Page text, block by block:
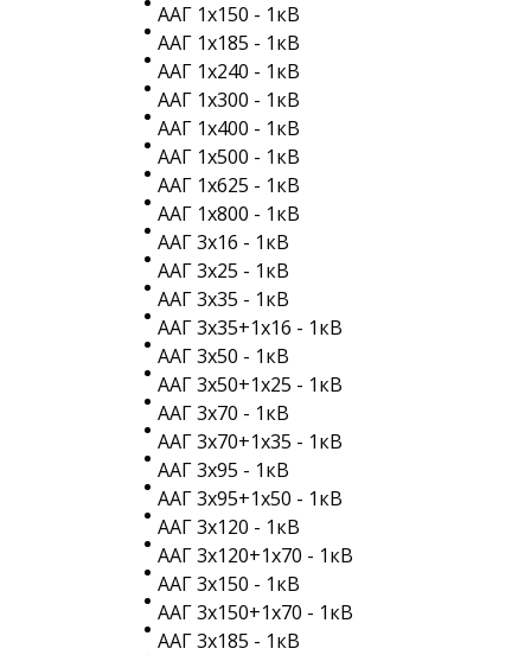
ААГ 1х150 - 1кВ
ААГ 1х185 - 1кВ
ААГ 1х240 - 1кВ
ААГ 1х300 - 1кВ
ААГ 1х400 - 1кВ
ААГ 1х500 - 1кВ
ААГ 1х625 - 1кВ
ААГ 1х800 - 1кВ
ААГ 3х16 - 1кВ
ААГ 3х25 - 1кВ
ААГ 3х35 - 1кВ
ААГ 3х35+1х16 - 1кВ
ААГ 3х50 - 1кВ
ААГ 3х50+1х25 - 1кВ
ААГ 3х70 - 1кВ
ААГ 3х70+1х35 - 1кВ
ААГ 3х95 - 1кВ
ААГ 3х95+1х50 - 1кВ
ААГ 3х120 - 1кВ
ААГ 3х120+1х70 - 1кВ
ААГ 3х150 - 1кВ
ААГ 3х150+1х70 - 1кВ
ААГ 3х185 - 1кВ